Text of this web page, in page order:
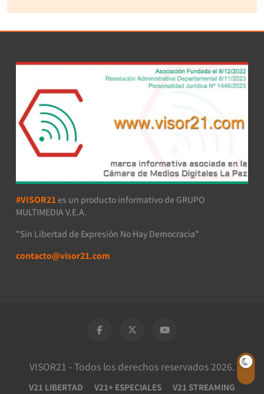
#VISOR21 es un producto informativo de GRUPO
MULTIMEDIA V.E.A.
"Sin Libertad de Expresión No Hay Democracia"
contacto@visor21.com
VISOR21 - Todos los derechos reservados 2026.
V21 LIBERTAD V21+ ESPECIALES V21 STREAMING